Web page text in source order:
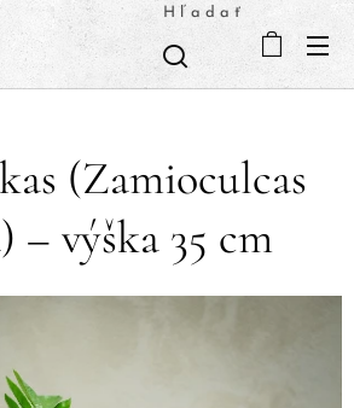
Hľadať
(Zamioculcas
– výška 35 cm